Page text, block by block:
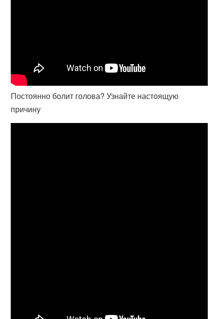
Постоянно болит голова? Узнайте настоящую
причину